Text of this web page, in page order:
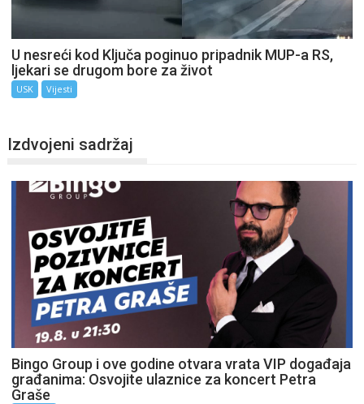
U nesreći kod Ključa poginuo pripadnik MUP-a RS,
ljekari se drugom bore za život
USK Vijesti
Izdvojeni sadržaj
Bingo Group i ove godine otvara vrata VIP događaja
građanima: Osvojite ulaznice za koncert Petra
Graše